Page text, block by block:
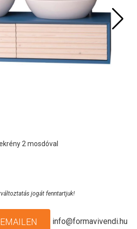
2 mosdóval
jogát fenntartjuk!
info@formavivendi.hu